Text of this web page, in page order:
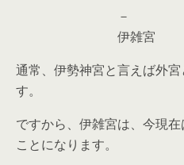
－
伊雑宮
通常、伊勢神宮と言えば外
す。
ですから、伊雑宮は、今現
ことになります。